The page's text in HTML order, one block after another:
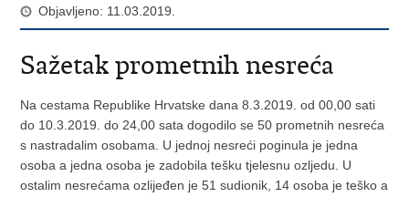
Objavljeno: 11.03.2019.
Sažetak prometnih nesreća
Na cestama Republike Hrvatske dana 8.3.2019. od 00,00 sati
do 10.3.2019. do 24,00 sata dogodilo se 50 prometnih nesreća
s nastradalim osobama. U jednoj nesreći poginula je jedna
osoba a jedna osoba je zadobila tešku tjelesnu ozljedu. U
ostalim nesrećama ozlijeđen je 51 sudionik, 14 osoba je teško a